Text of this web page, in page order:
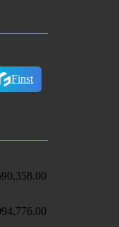
Finst